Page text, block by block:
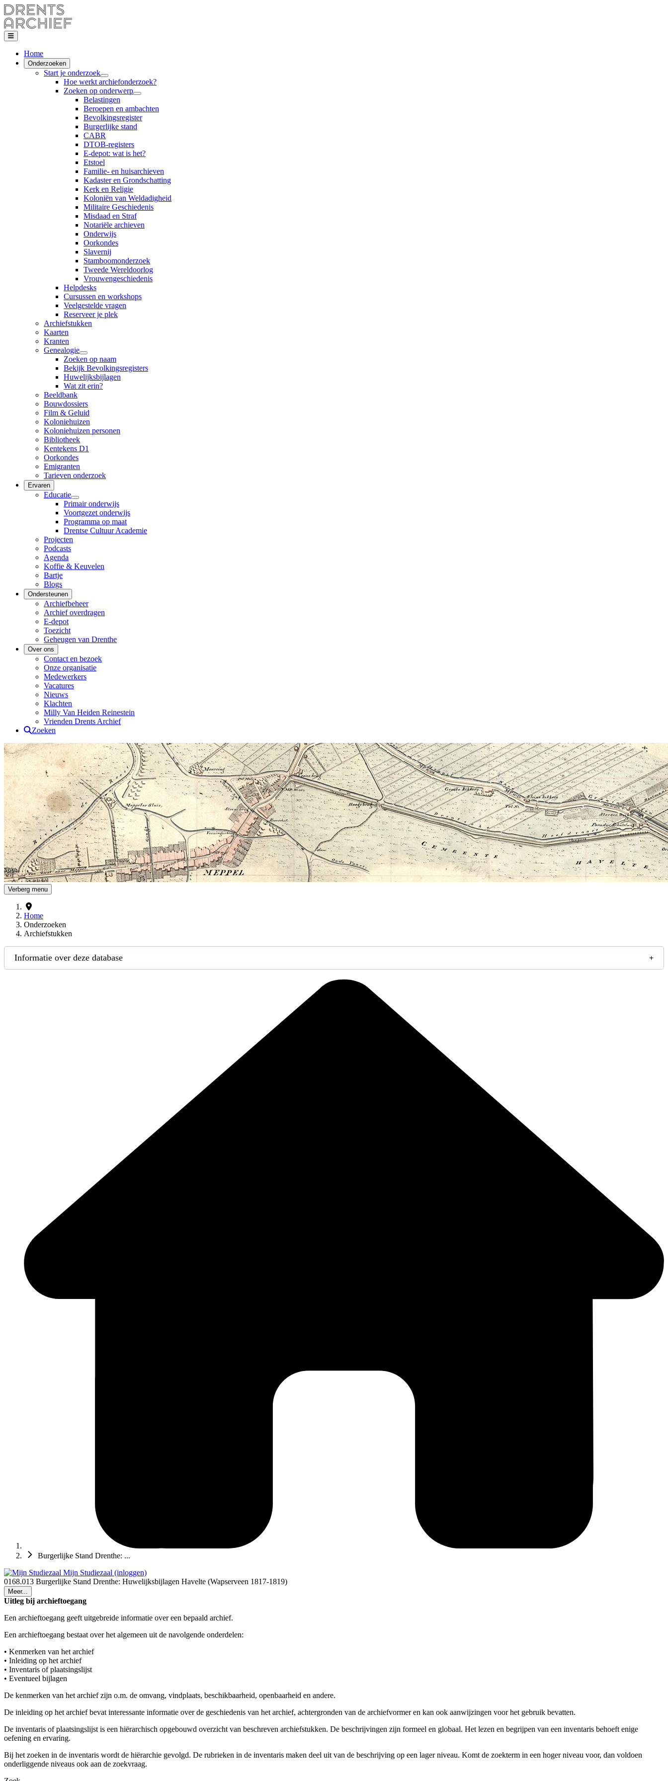
Home
Onderzoeken
Start je onderzoek
Hoe werkt archiefonderzoek?
Zoeken op onderwerp
Belastingen
Beroepen en ambachten
Bevolkingsregister
Burgerlijke stand
CABR
DTOB-registers
E-depot: wat is het?
Etstoel
Familie- en huisarchieven
Kadaster en Grondschatting
Kerk en Religie
Koloniën van Weldadigheid
Militaire Geschiedenis
Misdaad en Straf
Notariële archieven
Onderwijs
Oorkondes
Slavernij
Stamboomonderzoek
Tweede Wereldoorlog
Vrouwengeschiedenis
Helpdesks
Cursussen en workshops
Veelgestelde vragen
Reserveer je plek
Archiefstukken
Kaarten
Kranten
Genealogie
Zoeken op naam
Bekijk Bevolkingsregisters
Huwelijksbijlagen
Wat zit erin?
Beeldbank
Bouwdossiers
Film & Geluid
Koloniehuizen
Koloniehuizen personen
Bibliotheek
Kentekens D1
Oorkondes
Emigranten
Tarieven onderzoek
Ervaren
Educatie
Primair onderwijs
Voortgezet onderwijs
Programma op maat
Drentse Cultuur Academie
Projecten
Podcasts
Agenda
Koffie & Keuvelen
Bartje
Blogs
Ondersteunen
Archiefbeheer
Archief overdragen
E-depot
Toezicht
Geheugen van Drenthe
Over ons
Contact en bezoek
Onze organisatie
Medewerkers
Vacatures
Nieuws
Klachten
Milly Van Heiden Reinestein
Vrienden Drents Archief
Zoeken
Drents Archief
Verberg menu
Home
Onderzoeken
Archiefstukken
Informatie over deze database
Burgerlijke Stand Drenthe: ...
Mijn Studiezaal (inloggen)
0168.013 Burgerlijke Stand Drenthe: Huwelijksbijlagen Havelte (Wapserveen 1817-1819)
Meer...
Uitleg bij archieftoegang
Een archieftoegang geeft uitgebreide informatie over een bepaald archief.
Een archieftoegang bestaat over het algemeen uit de navolgende onderdelen:
• Kenmerken van het archief
• Inleiding op het archief
• Inventaris of plaatsingslijst
• Eventueel bijlagen
De kenmerken van het archief zijn o.m. de omvang, vindplaats, beschikbaarheid, openbaarheid en andere.
De inleiding op het archief bevat interessante informatie over de geschiedenis van het archief, achtergronden van de archiefvormer en kan ook aanwijzingen voor het gebruik bevatten.
De inventaris of plaatsingslijst is een hiërarchisch opgebouwd overzicht van beschreven archiefstukken. De beschrijvingen zijn formeel en globaal. Het lezen en begrijpen van een inventaris behoeft enige
oefening en ervaring.
Bij het zoeken in de inventaris wordt de hiërarchie gevolgd. De rubrieken in de inventaris maken deel uit van de beschrijving op een lager niveau. Komt de zoekterm in een hoger niveau voor, dan voldoen
onderliggende niveaus ook aan de zoekvraag.